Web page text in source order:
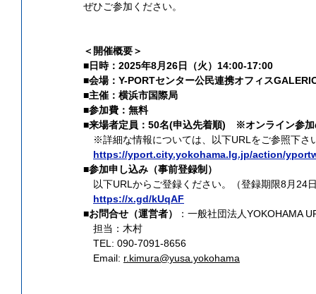
ぜひご参加ください。
＜開催概要＞
■日時：2025年8月26日（火）14:00-17:00
■会場：Y-PORTセンター公民連携オフィス
■主催：横浜市国際局
■参加費：無料
■来場者定員：50名(申込先着順)　※オンライン参
※詳細な情報については、以下URLをご参照下さ
https://yport.city.yokohama.lg.jp/action/
■参加申し込み（事前登録制）
以下URLからご登録ください。（登録期限8月24
https://x.gd/kUqAF
■お問合せ（運営者）
：一般社団法人YOKOHAMA
担当：木村
TEL: 090-7091-8656
Email: r.kimura@yusa.yokohama